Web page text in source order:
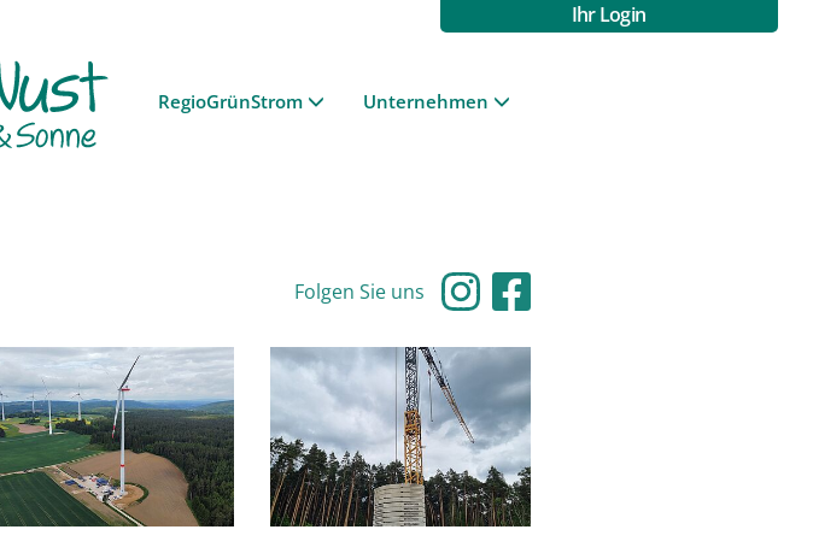
Ihr Login
RegioGrünStrom Unternehmen
Folgen Sie uns